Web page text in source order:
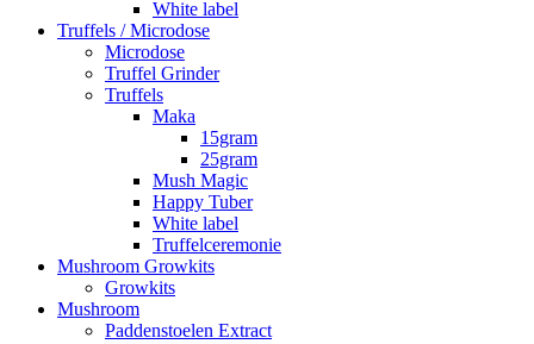
White label
Truffels / Microdose
Microdose
Truffel Grinder
Truffels
Maka
15gram
25gram
Mush Magic
Happy Tuber
White label
Truffelceremonie
Mushroom Growkits
Growkits
Mushroom
Paddenstoelen Extract